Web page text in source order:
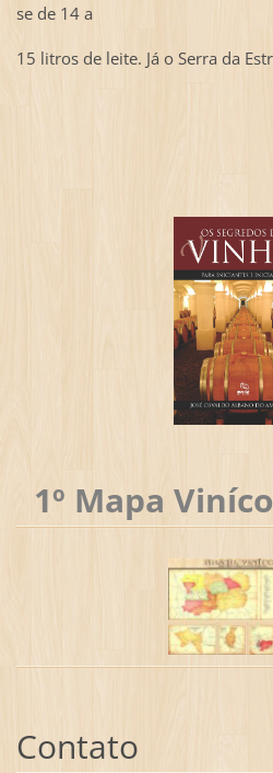
se de 14 a
15 litros de leite. Já o Serra da
1º Mapa
Contato